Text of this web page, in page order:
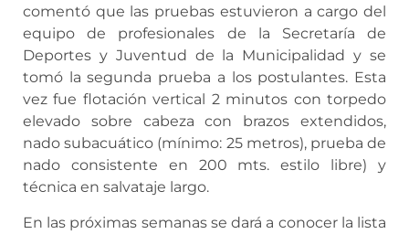
comentó que las pruebas estuvieron a cargo del
equipo de profesionales de la Secretaría de
Deportes y Juventud de la Municipalidad y se
tomó la segunda prueba a los postulantes. Esta
vez fue flotación vertical 2 minutos con torpedo
elevado sobre cabeza con brazos extendidos,
nado subacuático (mínimo: 25 metros), prueba de
nado consistente en 200 mts. estilo libre) y
técnica en salvataje largo.
En las próximas semanas se dará a conocer la lista